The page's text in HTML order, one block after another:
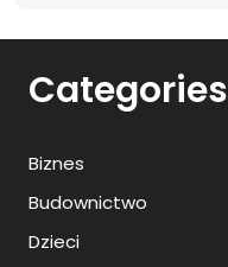
Categories
Biznes
Budownictwo
Dzieci